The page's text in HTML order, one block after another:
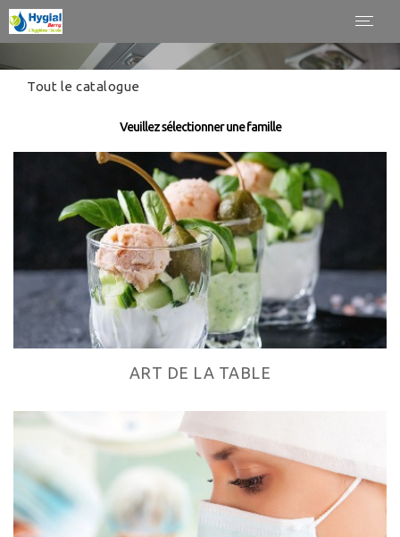
Tout le catalogue
Veuillez sélectionner une famille
ART DE LA TABLE
Panneau de gestion des cookies